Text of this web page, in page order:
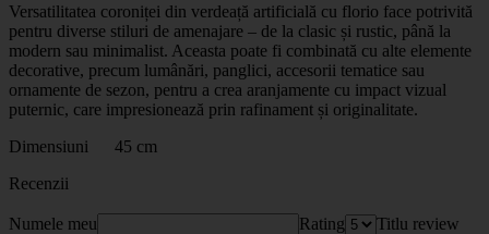
Versatilitatea coroniței din verdeață artificială cu florio face potrivită
pentru diverse stiluri de amenajare – de la clasic și rustic, până la
modern sau minimalist. Aceasta poate fi combinată cu alte elemente
decorative, precum lumânări, panglici, accesorii tematice sau
ornamente de sezon, pentru a crea aranjamente cu impact vizual
puternic, care impresionează prin rafinament și originalitate.
Dimensiuni 45 cm
Recenzii
Numele meu Rating Titlu review